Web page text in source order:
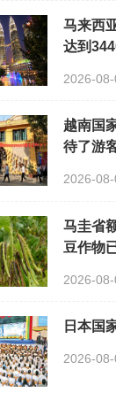
马来西
达到
2026-
越南国
待了游
2026-
马圭省
豆作物
2026-
日本国
2026-